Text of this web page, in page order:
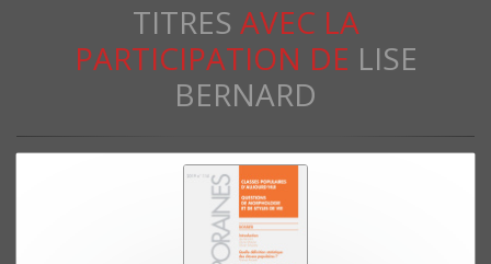
TITRES AVEC LA
PARTICIPATION DE LISE
BERNARD